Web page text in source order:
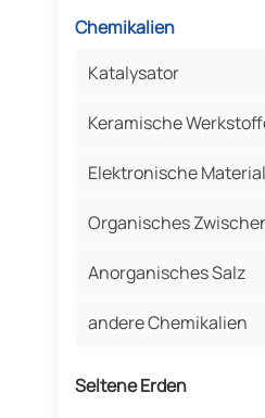
Chemikalien
Katalysator
Keramische
Elektronische
Organisches
Anorganisches Salz
andere Chemikalien
Seltene Erden